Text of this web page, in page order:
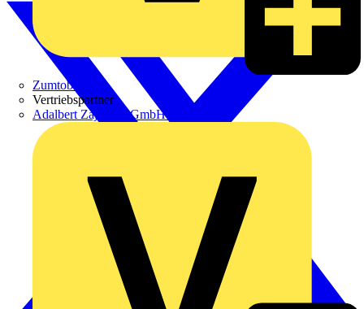
Zumtobel
Vertriebspartner
Adalbert Zajadacz GmbH & Co. KG